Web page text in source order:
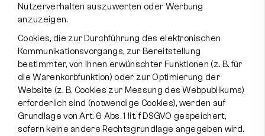
Nutzerverhalten auszuwerten oder Werbung
anzuzeigen.
Cookies, die zur Durchführung des elektronischen
Kommunikationsvorgangs, zur Bereitstellung
bestimmter, von Ihnen erwünschter Funktionen (z. B. für
die Warenkorbfunktion) oder zur Optimierung der
Website (z. B. Cookies zur Messung des Webpublikums)
erforderlich sind (notwendige Cookies), werden auf
Grundlage von Art. 6 Abs. 1 lit. f DSGVO gespeichert,
sofern keine andere Rechtsgrundlage angegeben wird.